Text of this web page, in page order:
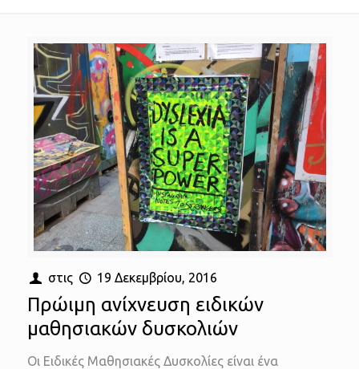
στις 19 Δεκεμβρίου, 2016
Πρώιμη ανίχνευση ειδικών
μαθησιακών δυσκολιών
Οι Ειδικές Μαθησιακές Δυσκολίες είναι ένα